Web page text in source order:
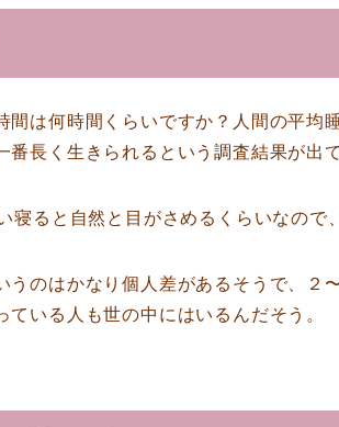
間は何時間くらいですか？人間の平均
番長く生きられるという調査結果が出
寝ると自然と目がさめるくらいなので
うのはかなり個人差があるそうで、２
ている人も世の中にはいるんだそう。